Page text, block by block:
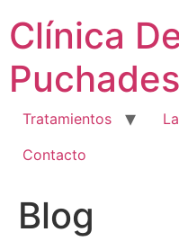
contenido
Clínica
Puchades
Tratamientos
Contacto
Blog